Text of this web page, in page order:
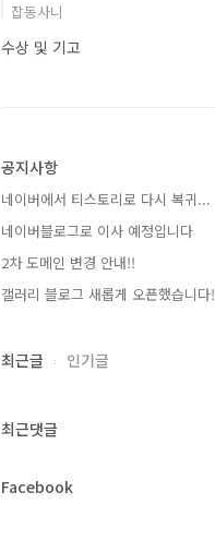
잡동사니
수상 및 기고
공지사항
네이버에서 티스토리로 다시 복귀...
네이버블로그로 이사 예정입니다
2차 도메인 변경 안내!!
갤러리 블로그 새롭게 오픈했습니다!
최근글 인기글
최근댓글
Facebook